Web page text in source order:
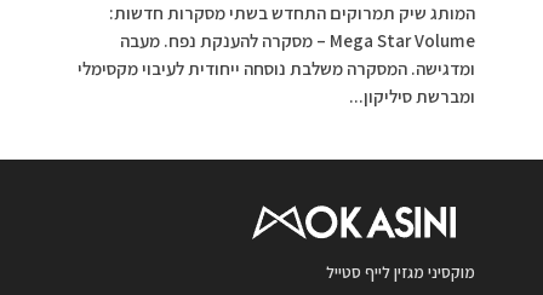
המותג שיק תמרוקים התחדש בשתי מסקרות חדשות:
Mega Star Volume – מסקרה להענקת נפח. מעבה
ומדגישה. המסקרה משלבת נוסחה ייחודית לעיבוי מקסימלי
ומברשת סיליקון...
מוקסיני מגזין לייף סטייל